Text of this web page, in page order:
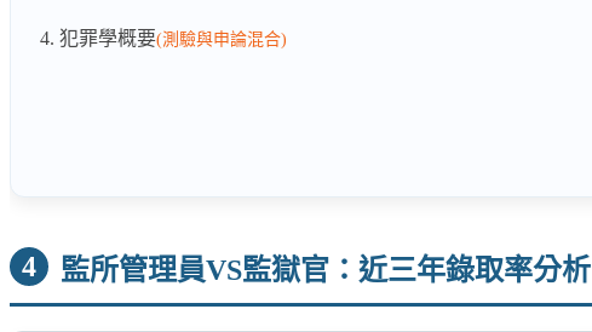
犯罪學概要(測驗與申論混合)
4 監所管理員VS監獄官：近三年錄取率分析